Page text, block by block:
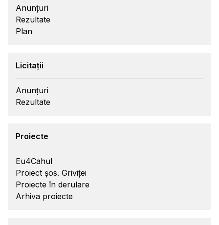
Anunțuri
Rezultate
Plan
Licitații
Anunțuri
Rezultate
Proiecte
Eu4Cahul
Proiect șos. Griviței
Proiecte în derulare
Arhiva proiecte